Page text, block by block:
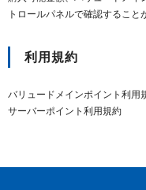
トロールパネルで確認すること
利用規約
バリュードメインポイント利用
サーバーポイント利用規約